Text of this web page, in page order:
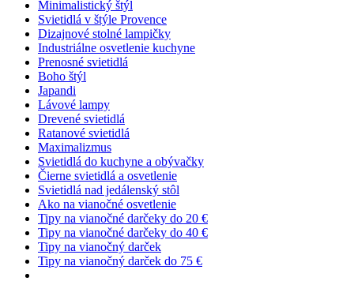
Minimalistický štýl
Svietidlá v štýle Provence
Dizajnové stolné lampičky
Industriálne osvetlenie kuchyne
Prenosné svietidlá
Boho štýl
Japandi
Lávové lampy
Drevené svietidlá
Ratanové svietidlá
Maximalizmus
Svietidlá do kuchyne a obývačky
Čierne svietidlá a osvetlenie
Svietidlá nad jedálenský stôl
Ako na vianočné osvetlenie
Tipy na vianočné darčeky do 20 €
Tipy na vianočné darčeky do 40 €
Tipy na vianočný darček
Tipy na vianočný darček do 75 €